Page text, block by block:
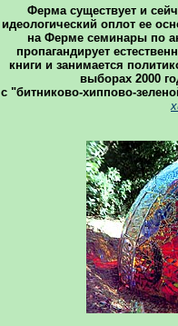
Ферма существует и
идеологический оплот ее
на Ферме семинары по
пропагандирует
книги и занимается
выборах 2000
с "битниково-хиппово-